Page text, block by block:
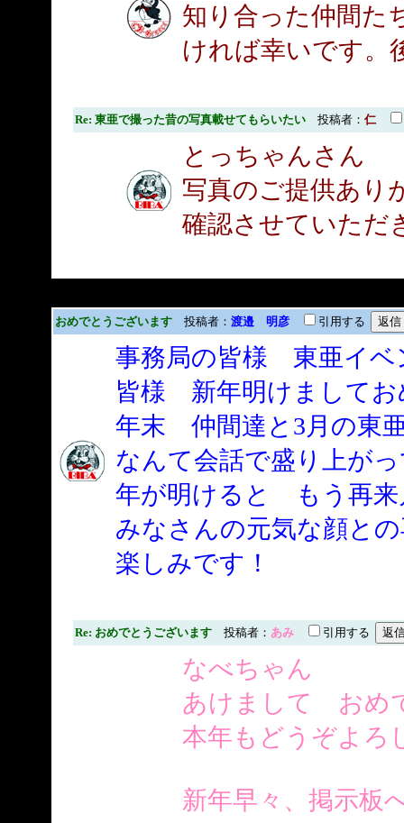
知り合った仲間た
ければ幸いです。
Re: 東亜で撮った昔の写真載せてもらいたい 投稿者： 仁
とっちゃんさん
写真のご提供あり
確認させていただ
おめでとうございます 投稿者： 渡邉 明彦 引用する
事務局の皆様 東亜イベ
皆様 新年明けましてお
年末 仲間達と3月の東
なんて会話で盛り上が
年が明けると もう再来
みなさんの元気な顔と
楽しみです！
Re: おめでとうございます 投稿者： あみ 引用する
なべちゃん
あけまして おめ
本年もどうぞよろ
新年早々、掲示板